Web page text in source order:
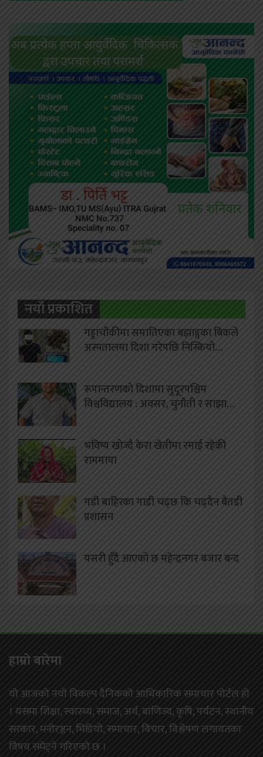
नयाँ प्रकाशित
गड्डाचौकीमा समातिएका बझाङ्गका बिकले
अस्पतालमा दिशा गरेपछि निस्कियो…
रूपान्तरणको दिशामा सुदूरपश्चिम
विश्वविद्यालय : अवसर, चुनौती र साझा…
भविष्य खोज्दै केरा खेतीमा रमाई रहेकी
राममाया
गडी बाहिरका गाडी चढ्छ कि चढ्दैन बैतडी
प्रशासन
यसरी हुँदै आएको छ महेन्द्रनगर बजार बन्द
हाम्राे बारेमा
यो आजको नयाँ विकल्प दैनिकको आधिकारिक समाचार पोर्टल हो
। यसमा शिक्षा, स्वास्थ्य, समाज, अर्थ, बाणिज्य, कृषि, पर्यटन, स्थानीय
सरकार, मनोरञ्जन, भिडियो, समाचार, विचार, विश्लेषण लगायतका
विषय समेट्ने गरिएको छ ।